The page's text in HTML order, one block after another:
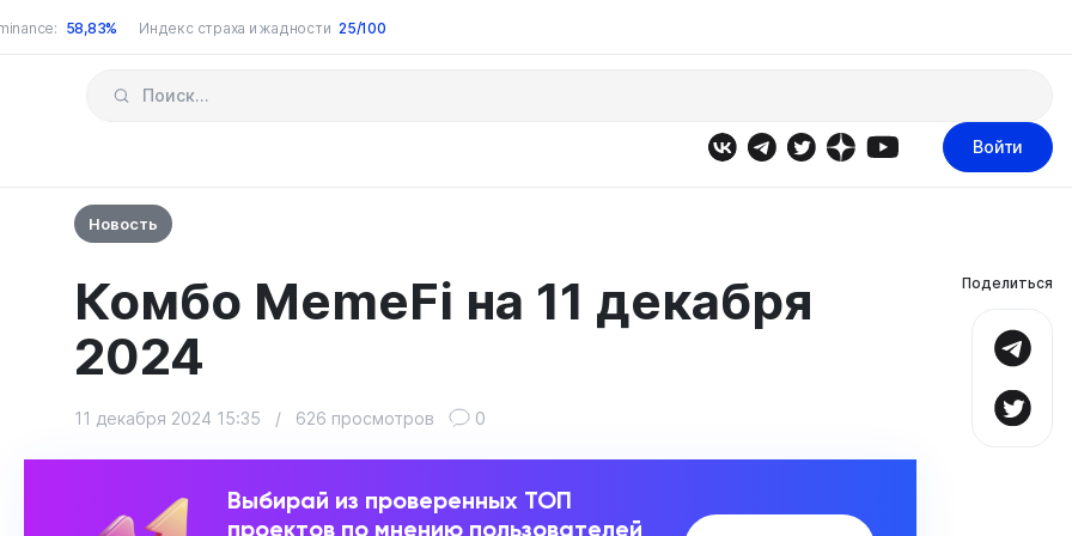
58,83% Индекс страха и жадности 25/100
Войти
Новость
Комбо MemeFi на 11 декабря
2024
11 декабря 2024 15:35 / 626 просмотров 0
Выбирай из проверенных ТОП
проектов по мнению пользователей
Поделиться